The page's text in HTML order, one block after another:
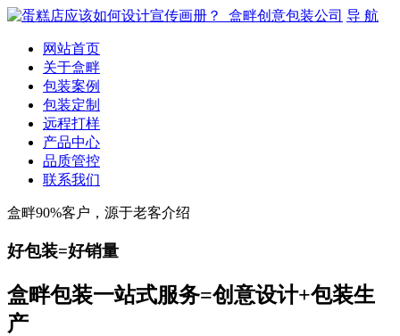
导 航
网站首页
关于盒畔
包装案例
包装定制
远程打样
产品中心
品质管控
联系我们
盒畔90%客户，源于老客介绍
好包装=好销量
盒畔包装一站式服务=创意设计+包装生
产